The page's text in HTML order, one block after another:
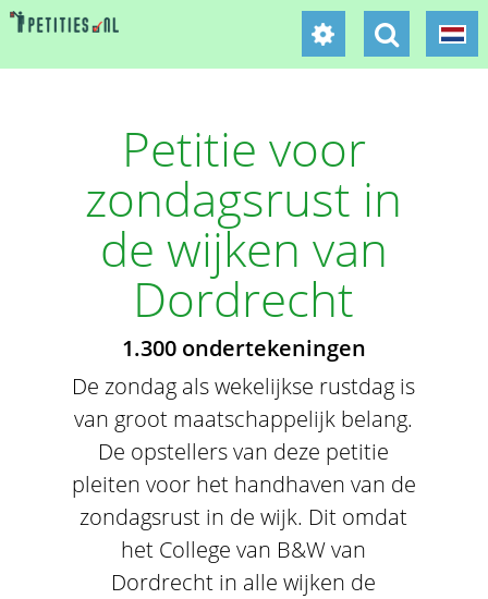
Petitie voor
zondagsrust in
de wijken van
Dordrecht
1.300 ondertekeningen
De zondag als wekelijkse rustdag is
van groot maatschappelijk belang.
De opstellers van deze petitie
pleiten voor het handhaven van de
zondagsrust in de wijk. Dit omdat
het College van B&W van
Dordrecht in alle wijken de